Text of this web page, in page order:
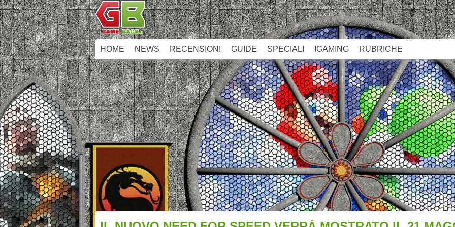
HOME NEWS RECENSIONI GUIDE SPECIALI IGAMING RUBRICHE